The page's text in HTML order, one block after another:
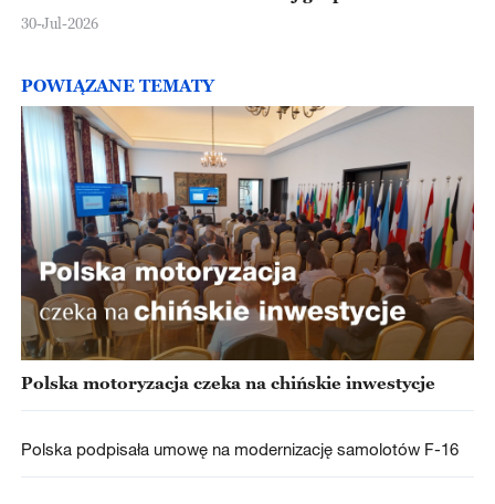
30-Jul-2026
POWIĄZANE TEMATY
Polska motoryzacja czeka na chińskie inwestycje
Polska podpisała umowę na modernizację samolotów F-16